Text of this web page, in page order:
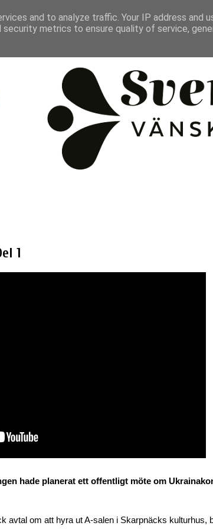
1
hade planerat ett offentligt möte om
avtal om att hyra ut A-salen i Skarpnäcks kulturhus,
and to analyze traffic. Your IP address and
metrics to ensure quality of service,